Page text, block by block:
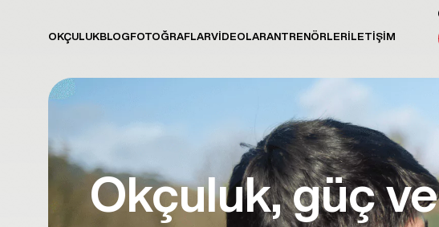
OKÇULUKBLOGFOTOĞRAFLARVİDEOLARANTRENÖRLERİLETİŞİM
Okçuluk, güç ve